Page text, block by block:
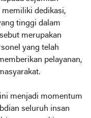
dedikasi,
tinggi dalam
merupakan
yang telah
pelayanan,
menjadi momentum
seluruh insan